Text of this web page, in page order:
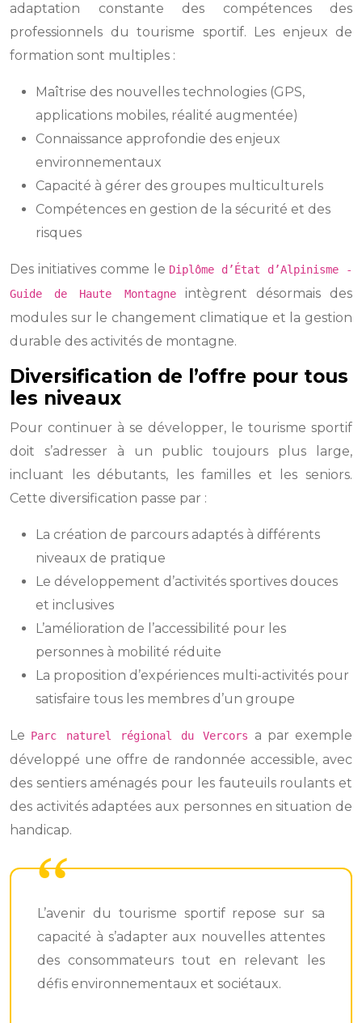
adaptation constante des compétences des
professionnels du tourisme sportif. Les enjeux de
formation sont multiples :
Maîtrise des nouvelles technologies (GPS,
applications mobiles, réalité augmentée)
Connaissance approfondie des enjeux
environnementaux
Capacité à gérer des groupes multiculturels
Compétences en gestion de la sécurité et des
risques
Des initiatives comme le Diplôme d’État d’Alpinisme -
Guide de Haute Montagneintègrent désormais des
modules sur le changement climatique et la gestion
durable des activités de montagne.
Diversification de l’offre pour tous
les niveaux
Pour continuer à se développer, le tourisme sportif
doit s’adresser à un public toujours plus large,
incluant les débutants, les familles et les seniors.
Cette diversification passe par :
La création de parcours adaptés à différents
niveaux de pratique
Le développement d’activités sportives douces
et inclusives
L’amélioration de l’accessibilité pour les
personnes à mobilité réduite
La proposition d’expériences multi-activités pour
satisfaire tous les membres d’un groupe
Le Parc naturel régional du Vercors
a par exemple
développé une offre de randonnée accessible, avec
des sentiers aménagés pour les fauteuils roulants et
des activités adaptées aux personnes en situation de
handicap.
L’avenir du tourisme sportif repose sur sa
capacité à s’adapter aux nouvelles attentes
des consommateurs tout en relevant les
défis environnementaux et sociétaux.